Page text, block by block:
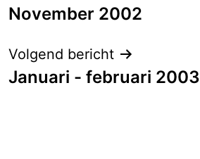
November 2002
Volgend bericht
Januari - februari 2003